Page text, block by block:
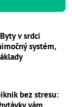
v srdci
systém,
bez stresu: